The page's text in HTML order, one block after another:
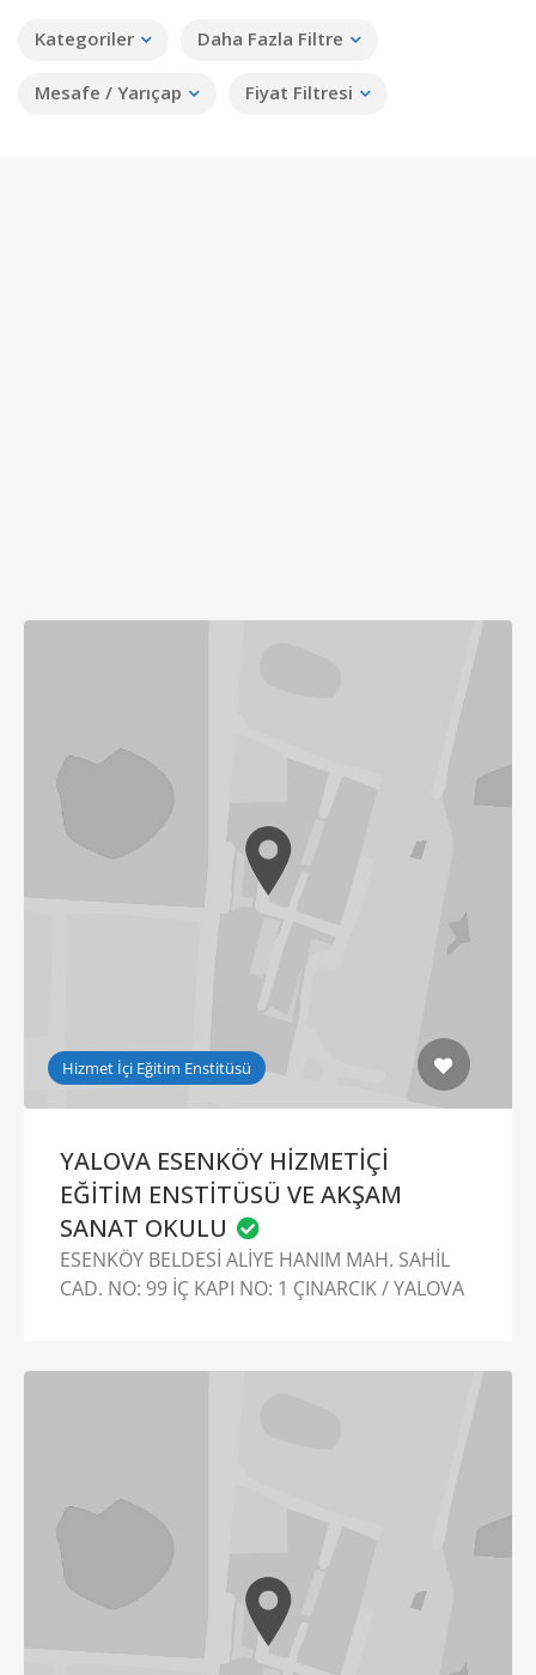
Kategoriler Daha Fazla Filtre
Mesafe / Yarıçap Fiyat Filtresi
Hizmet İçi Eğitim Enstitüsü
YALOVA ESENKÖY HİZMETİÇİ
EĞİTİM ENSTİTÜSÜ VE AKŞAM
SANAT OKULU
ESENKÖY BELDESİ ALİYE HANIM MAH. SAHİL
CAD. NO: 99 İÇ KAPI NO: 1 ÇINARCIK / YALOVA